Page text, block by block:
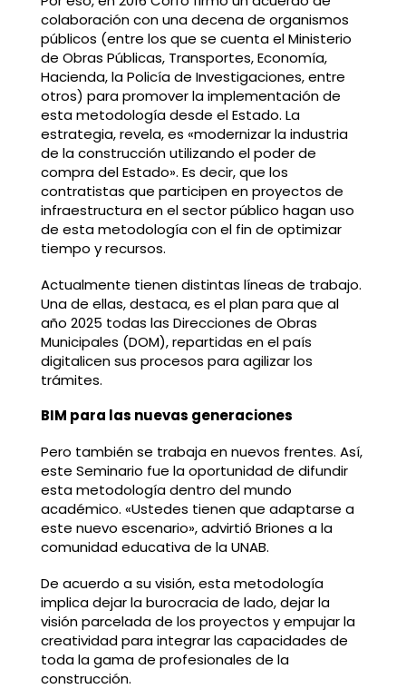
colaboración con una decena de organismos
públicos (entre los que se cuenta el Ministerio
de Obras Públicas, Transportes, Economía,
Hacienda, la Policía de Investigaciones, entre
otros) para promover la implementación de
esta metodología desde el Estado. La
estrategia, revela, es «modernizar la industria
de la construcción utilizando el poder de
compra del Estado». Es decir, que los
contratistas que participen en proyectos de
infraestructura en el sector público hagan uso
de esta metodología con el fin de optimizar
tiempo y recursos.
Actualmente tienen distintas líneas de trabajo.
Una de ellas, destaca, es el plan para que al
año 2025 todas las Direcciones de Obras
Municipales (DOM), repartidas en el país
digitalicen sus procesos para agilizar los
trámites.
BIM para las nuevas generaciones
Pero también se trabaja en nuevos frentes. Así,
este Seminario fue la oportunidad de difundir
esta metodología dentro del mundo
académico. «Ustedes tienen que adaptarse a
este nuevo escenario», advirtió Briones a la
comunidad educativa de la UNAB.
De acuerdo a su visión, esta metodología
implica dejar la burocracia de lado, dejar la
visión parcelada de los proyectos y empujar la
creatividad para integrar las capacidades de
toda la gama de profesionales de la
construcción.